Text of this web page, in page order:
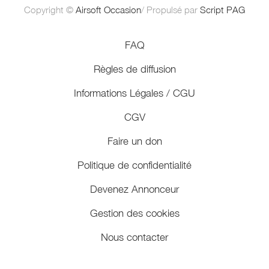
Copyright © Airsoft Occasion/ Propulsé par Script PAG
FAQ
Règles de diffusion
Informations Légales / CGU
CGV
Faire un don
Politique de confidentialité
Devenez Annonceur
Gestion des cookies
Nous contacter